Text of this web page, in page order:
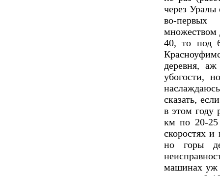
через
во-
множеством
40, то под
деревня,
убогости,
сказать,
в этом году
км по 20-25
скоростях
но горы
машинах уж